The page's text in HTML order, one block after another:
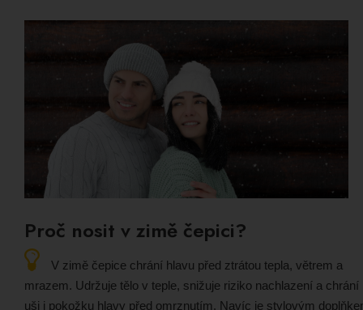
Proč nosit v zimě čepici?
V zimě čepice chrání hlavu před ztrátou tepla, větrem a
mrazem. Udržuje tělo v teple, snižuje riziko nachlazení a chrání
uši i pokožku hlavy před omrznutím. Navíc je stylovým